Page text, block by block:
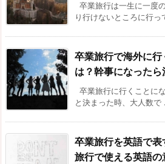
卒業旅行は一生に一度
り行けないところに行っ
卒業旅行で海外に
は？幹事になった
卒業旅行に行くことに
と決まった時、大人数で
卒業旅行を英語で
旅行で使える英語の